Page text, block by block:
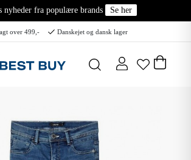
nyheder fra populære brands Se her
over 499,- Danskejet og dansk lager